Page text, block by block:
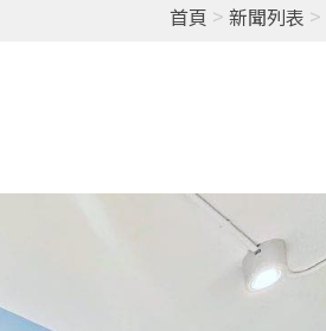
首頁 > 新聞列表 >